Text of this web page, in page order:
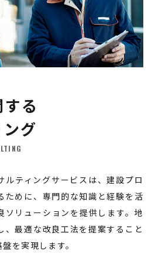
る
グ
ルティングサービスは、建設プロ
ために、専門的な知識と経験を活
ソリューションを提供します。地
、最適な改良工法を提案すること
を実現します。